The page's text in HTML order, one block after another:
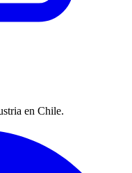
en Chile.